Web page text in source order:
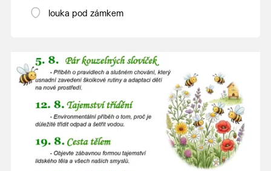
Kino otevřeno hodinu před promítáním,
louka pod zámkem